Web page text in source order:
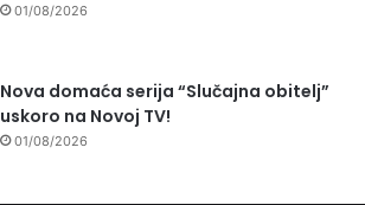
01/08/2026
Nova domaća serija “Slučajna obitelj”
uskoro na Novoj TV!
01/08/2026